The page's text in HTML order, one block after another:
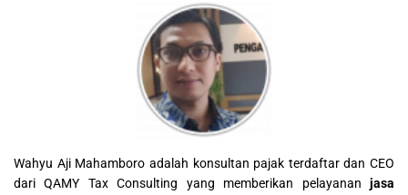
Wahyu Aji Mahamboro adalah konsultan pajak terdaftar dan CEO
dari QAMY Tax Consulting yang memberikan pelayanan jasa